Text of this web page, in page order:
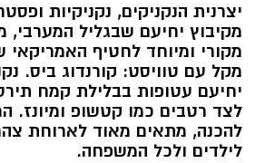
יצרנית הנקניקים, נקניקיות
מקיבוץ יחיעם שבגליל המערבי,
מקורי ומיוחד לחטיף האמריקאי
מקל עם טוויסט: קורנדוג ביס.
יחיעם עטופות בבלילת קמח
לצד רטבים כמו קטשופ ומיונז.
להכנה, מתאים מאוד לארוחת
לילדים ולכל המשפחה.